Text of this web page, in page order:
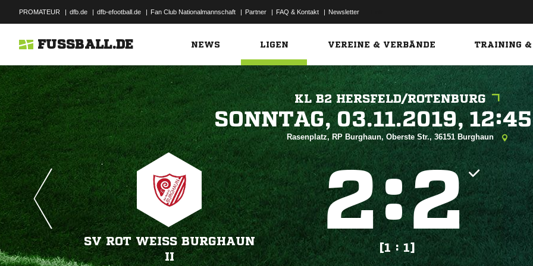
PROMATEUR | dfb.de | dfb-efootball.de | Fan Club Nationalmannschaft | Partner | FAQ & Kontakt | Newsletter
FUSSBALL.DE NEWS LIGEN VEREINE & VERBÄNDE TRAINING &
KL B2 HERSFELD/ROTENBURG
 
Rasenplatz, RP Burghaun, Oberste Str., 36151 Burghaun
SV ROT WEISS BURGHAUN I
I
:
[1 : 1]